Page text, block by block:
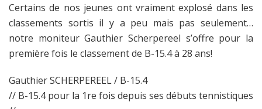
Certains de nos jeunes ont vraiment explosé dans les
classements sortis il y a peu mais pas seulement…
notre moniteur Gauthier Scherpereel s’offre pour la
première fois le classement de B-15.4 à 28 ans!
Gauthier SCHERPEREEL / B-15.4
// B-15.4 pour la 1re fois depuis ses débuts tennistiques